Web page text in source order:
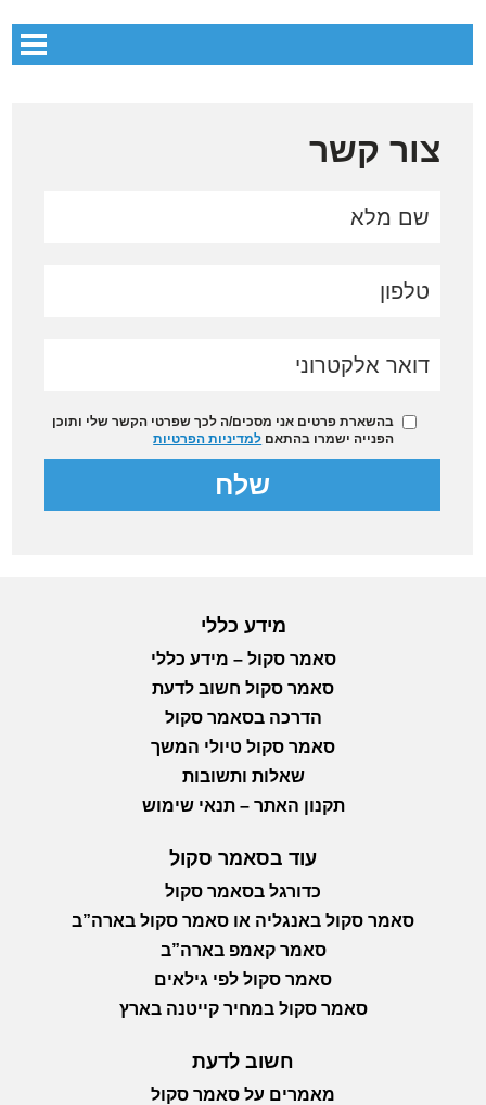
סאמר סקול בספרד
סאמר סקול באנגליה
בארה”ב
סאמר סקול טיולי המשך
כדורגל בסאמר סקול
צור קשר
בהשארת פרטים אני מסכים/ה לכך שפרטי הקשר שלי ותוכן
הפנייה ישמרו בהתאם למדיניות הפרטיות
מידע כללי
סאמר סקול – מידע כללי
סאמר סקול חשוב לדעת
הדרכה בסאמר סקול
סאמר סקול טיולי המשך
שאלות ותשובות
תקנון האתר – תנאי שימוש
עוד בסאמר סקול
כדורגל בסאמר סקול
סאמר סקול באנגליה או סאמר סקול בארה”ב
סאמר קאמפ בארה”ב
סאמר סקול לפי גילאים
סאמר סקול במחיר קייטנה בארץ
חשוב לדעת
מאמרים על סאמר סקול